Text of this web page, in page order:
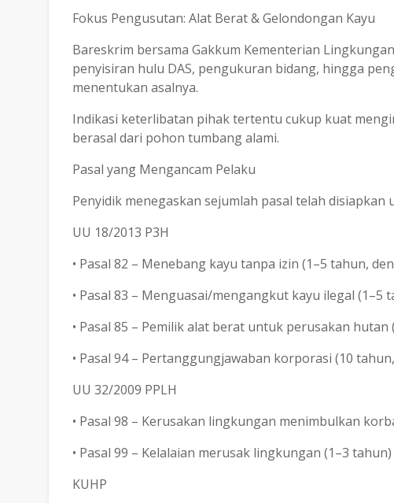
Fokus Pengusutan: Alat Berat & Gelondongan Kayu
Bareskrim bersama Gakkum Kementerian
penyisiran hulu DAS, pengukuran bidang, hingga
menentukan asalnya.
Indikasi keterlibatan pihak tertentu cukup kuat
berasal dari pohon tumbang alami.
Pasal yang Mengancam Pelaku
Penyidik menegaskan sejumlah pasal telah
UU 18/2013 P3H
• Pasal 82 – Menebang kayu tanpa izin (1–5 tahun,
• Pasal 83 – Menguasai/mengangkut kayu ilegal (1–5
• Pasal 85 – Pemilik alat berat untuk perusakan hutan
• Pasal 94 – Pertanggungjawaban korporasi (10
UU 32/2009 PPLH
• Pasal 98 – Kerusakan lingkungan menimbulkan
• Pasal 99 – Kelalaian merusak lingkungan (1–3 tahun)
KUHP